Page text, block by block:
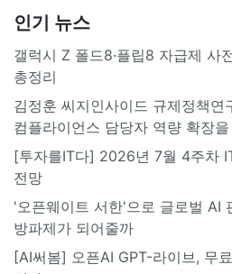
인기 뉴스
갤럭시 Z 폴드8·플립8 자급제 사
총정리
김정훈 씨지인사이드 규제정책연
컴플라이언스 담당자 역량 확장
[투자를IT다] 2026년 7월 4주차
전망
'오픈웨이트 서한'으로 글로벌 AI
방파제가 되어줄까
[AI써봄] 오픈AI GPT-라이브, 무